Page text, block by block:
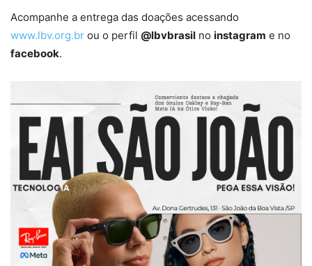
Acompanhe a entrega das doações acessando
www.lbv.org.br ou o perfil @lbvbrasil no instagram e no
facebook.